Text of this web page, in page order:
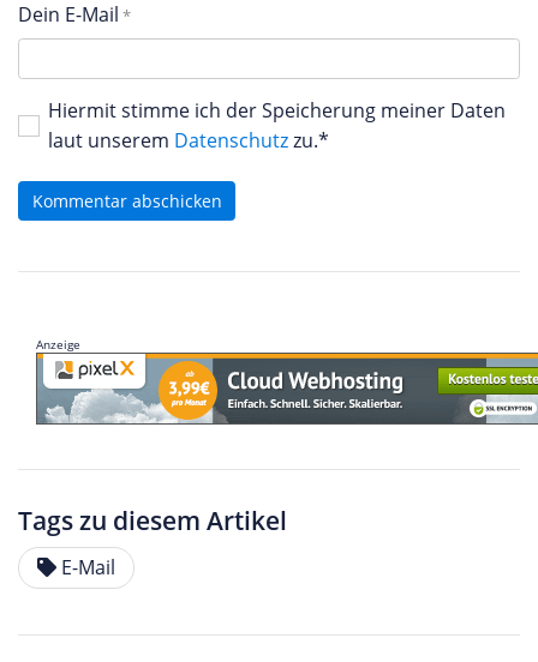
Dein E-Mail
Hiermit stimme ich der Speicherung meiner Daten
laut unserem Datenschutzzu.*
Kommentar abschicken
Anzeige
Tags zu diesem Artikel
E-Mail